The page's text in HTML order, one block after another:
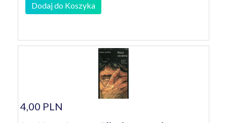
Dodaj do Koszyka
4,00 PLN